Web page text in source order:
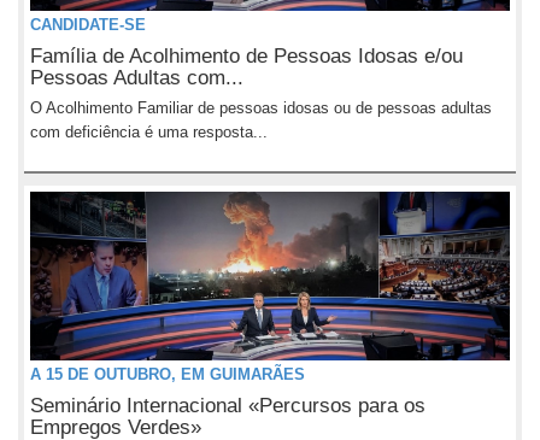
CANDIDATE-SE
Família de Acolhimento de Pessoas Idosas e/ou
Pessoas Adultas com...
O Acolhimento Familiar de pessoas idosas ou de pessoas adultas
com deficiência é uma resposta...
A 15 DE OUTUBRO, EM GUIMARÃES
Seminário Internacional «Percursos para os
Empregos Verdes»